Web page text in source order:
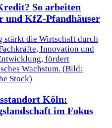
So arbeiten
und KfZ-Pfandhäuser
Köln:
im Fokus